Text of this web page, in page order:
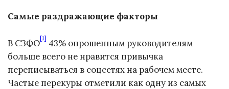
Самые раздражающие факторы
В СЗФО[1] 43% опрошенным руководителям
больше всего не нравится привычка
переписываться в соцсетях на рабочем месте.
Частые перекуры отметили как одну из самых